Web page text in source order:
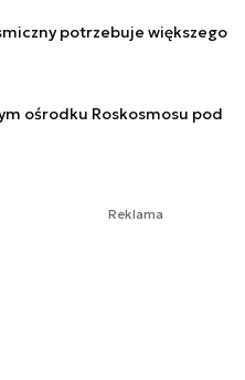
potrzebuje większego
ośrodku Roskosmosu pod
Reklama